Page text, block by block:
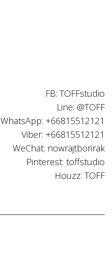
FB: TOFFstudio
Line: @TOFF
WhatsApp: +66815512121
Viber: +66815512121
WeChat: nowrajtborirak
Pinterest: toffstudio
Houzz: TOFF